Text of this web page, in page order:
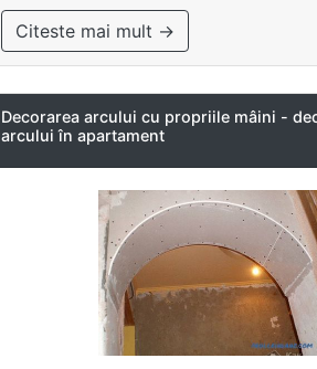
Citeste mai mult →
Decorarea arcului cu propriile mâini -
arcului în apartament